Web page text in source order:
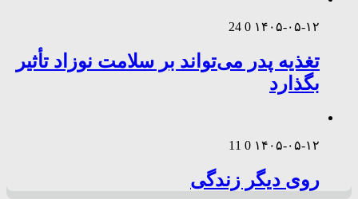
۱۴۰۵-۰۵-۱۲ 0
24
تغذیه پدر می‌تواند بر سلامت نوزاد تأثیر
بگذارد
۱۴۰۵-۰۵-۱۲ 0
11
روی دیگر زندگی